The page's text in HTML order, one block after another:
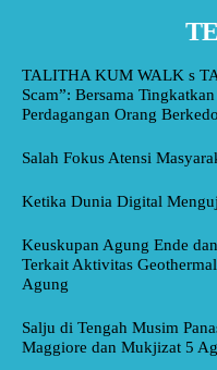
TALITHA KUM WALK s
Scam”: Bersama
Perdagangan Orang
Salah Fokus Atensi
Ketika Dunia Digital
Keuskupan Agung Ende
Terkait Aktivitas
Agung
Salju di Tengah Musim
Maggiore dan Mukjizat 5